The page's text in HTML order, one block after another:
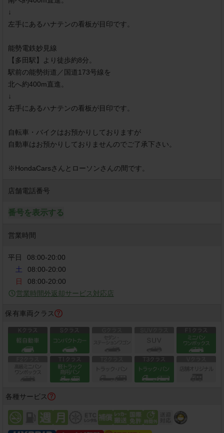
↓
左手にあるハナテンの看板が目印です。
能勢電鉄妙見線
【多田駅】より徒歩約8分。
駅前の能勢街道／国道173号線を
北へ約400m直進。
↓
右手にあるハナテンの看板が目印です。
自転車・バイクはお預かりしておりますが
自動車はお預かりしておりませんのでご了承下さい。
※HondaCarsさんとローソンさんの間です。
店舗電話番号
番号を表示する
営業時間
平日 08:00-20:00
土
08:00-20:00
日
08:00-20:00
営業時間外返却サービス対応店
保有車両クラス
各種サービス